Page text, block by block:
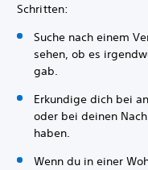
Schritten:
Suche nach einem
sehen, ob es
gab.
Erkundige dich bei
oder bei deinen
haben.
Wenn du in einer